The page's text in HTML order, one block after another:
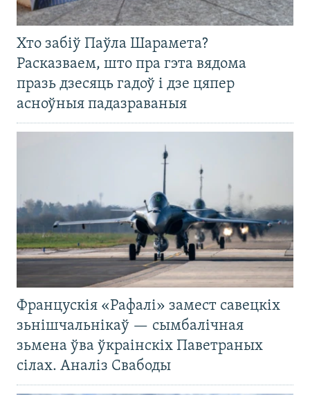
Хто забіў Паўла Шарамета?
Расказваем, што пра гэта вядома
празь дзесяць гадоў і дзе цяпер
асноўныя падазраваныя
Францускія «Рафалі» замест савецкіх
зьнішчальнікаў — сымбалічная
зьмена ўва ўкраінскіх Паветраных
сілах. Аналіз Свабоды